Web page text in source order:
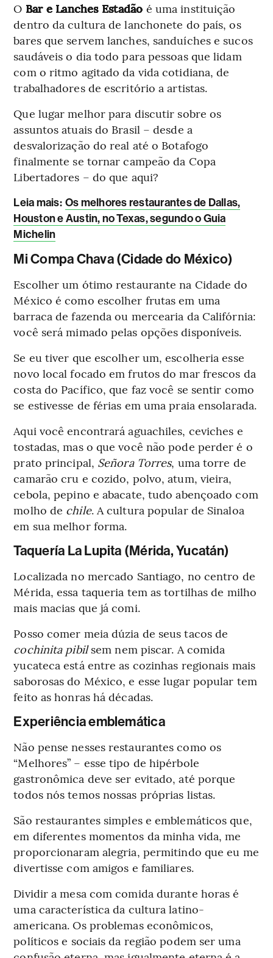
O Bar e Lanches Estadão é uma instituição
dentro da cultura de lanchonete do país, os
bares que servem lanches, sanduíches e sucos
saudáveis o dia todo para pessoas que lidam
com o ritmo agitado da vida cotidiana, de
trabalhadores de escritório a artistas.
Que lugar melhor para discutir sobre os
assuntos atuais do Brasil – desde a
desvalorização do real até o Botafogo
finalmente se tornar campeão da Copa
Libertadores – do que aqui?
Leia mais: Os melhores restaurantes de Dallas,
Houston e Austin, no Texas, segundo o Guia
Michelin
Mi Compa Chava (Cidade do México)
Escolher um ótimo restaurante na Cidade do
México é como escolher frutas em uma
barraca de fazenda ou mercearia da Califórnia:
você será mimado pelas opções disponíveis.
Se eu tiver que escolher um, escolheria esse
novo local focado em frutos do mar frescos da
costa do Pacífico, que faz você se sentir como
se estivesse de férias em uma praia ensolarada.
Aqui você encontrará aguachiles, ceviches e
tostadas, mas o que você não pode perder é o
prato principal, Señora Torres, uma torre de
camarão cru e cozido, polvo, atum, vieira,
cebola, pepino e abacate, tudo abençoado com
molho de chile. A cultura popular de Sinaloa
em sua melhor forma.
Taquería La Lupita (Mérida, Yucatán)
Localizada no mercado Santiago, no centro de
Mérida, essa taqueria tem as tortilhas de milho
mais macias que já comi.
Posso comer meia dúzia de seus tacos de
cochinita pibilsem nem piscar. A comida
yucateca está entre as cozinhas regionais mais
saborosas do México, e esse lugar popular tem
feito as honras há décadas.
Experiência emblemática
Não pense nesses restaurantes como os
“Melhores” – esse tipo de hipérbole
gastronômica deve ser evitado, até porque
todos nós temos nossas próprias listas.
São restaurantes simples e emblemáticos que,
em diferentes momentos da minha vida, me
proporcionaram alegria, permitindo que eu me
divertisse com amigos e familiares.
Dividir a mesa com comida durante horas é
uma característica da cultura latino-
americana. Os problemas econômicos,
políticos e sociais da região podem ser uma